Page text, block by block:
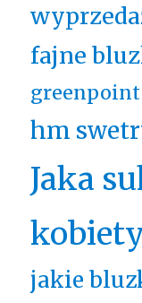
fajne
greenpoint
hm
Jaka
jakie